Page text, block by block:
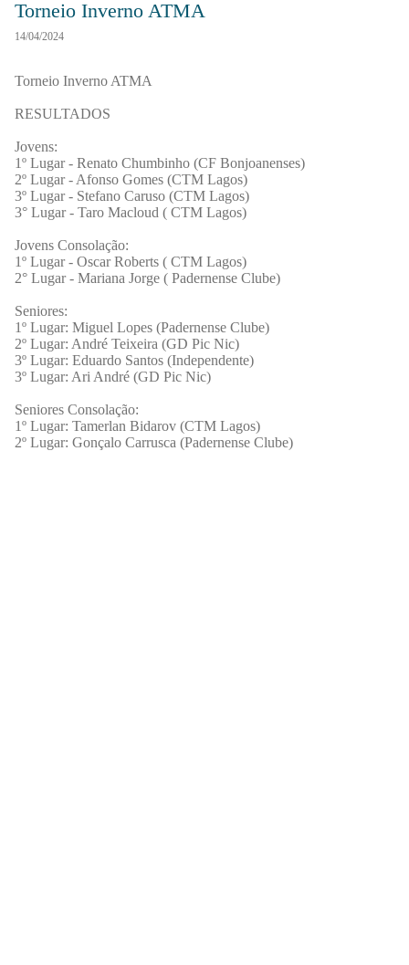
Torneio Inverno ATMA
14/04/2024
Torneio Inverno ATMA
RESULTADOS
Jovens:
1º Lugar - Renato Chumbinho (CF Bonjoanenses)
2º Lugar - Afonso Gomes (CTM Lagos)
3º Lugar - Stefano Caruso (CTM Lagos)
3° Lugar - Taro Macloud ( CTM Lagos)
Jovens Consolação:
1º Lugar - Oscar Roberts ( CTM Lagos)
2° Lugar - Mariana Jorge ( Padernense Clube)
Seniores:
1º Lugar: Miguel Lopes (Padernense Clube)
2º Lugar: André Teixeira (GD Pic Nic)
3º Lugar: Eduardo Santos (Independente)
3º Lugar: Ari André (GD Pic Nic)
Seniores Consolação:
1º Lugar: Tamerlan Bidarov (CTM Lagos)
2º Lugar: Gonçalo Carrusca (Padernense Clube)